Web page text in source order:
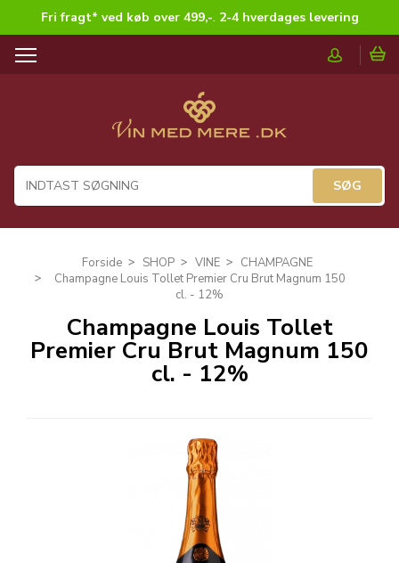
Fri fragt* ved køb over 499,-. 2-4 hverdages levering
T
a
i
Forside SHOP VINE
CHAMPAGNE
Champagne Louis Tollet Premier Cru Brut Magnum 150
cl. - 12%
Champagne Louis Tollet
Premier Cru Brut Magnum 150
cl. - 12%